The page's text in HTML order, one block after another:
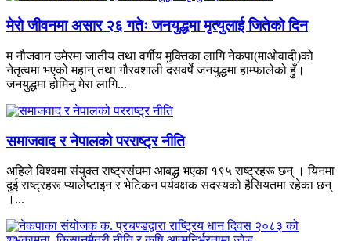
मेरो जीवनमा असार २६ गतेः जनयुद्धमा मृत्युलाई जितेको दिन
म नौजवान उमेरमा जातीय तथा वर्गीय मुक्तिका लागि नेकपा(माओवादी)को
नेतृत्वमा भएको महान् तथा गौरवशाली दसवर्षे जनयुद्धमा हाम्फालेको हुँ।
जनयुद्धमा होमिनु मेरा लागि...
समाजवाद र नेपालको परराष्ट्र नीति
अहिले विश्वमा संयुक्त राष्ट्रसंघमा आबद्ध भएका १९५ राष्ट्रहरू छन् । यिनमा
दुई राष्ट्रहरू प्यालेष्टाइन र भेटिकन पर्यवक्षक सदस्यको हैसियतमा रहेका छन्
।...